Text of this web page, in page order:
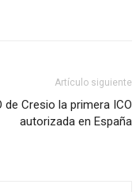
Artículo siguiente
de Cresio la primera ICO
autorizada en España